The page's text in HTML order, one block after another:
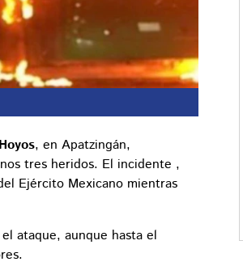
, en Apatzingán,
tres heridos. El incidente ,
Ejército Mexicano mientras
ataque, aunque hasta el